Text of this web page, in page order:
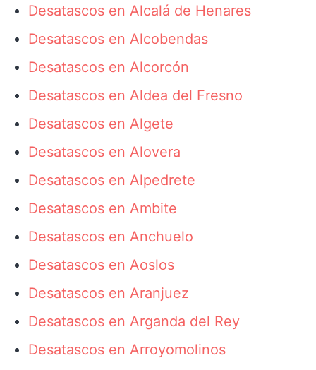
Desatascos en Alcalá de Henares
Desatascos en Alcobendas
Desatascos en Alcorcón
Desatascos en Aldea del Fresno
Desatascos en Algete
Desatascos en Alovera
Desatascos en Alpedrete
Desatascos en Ambite
Desatascos en Anchuelo
Desatascos en Aoslos
Desatascos en Aranjuez
Desatascos en Arganda del Rey
Desatascos en Arroyomolinos